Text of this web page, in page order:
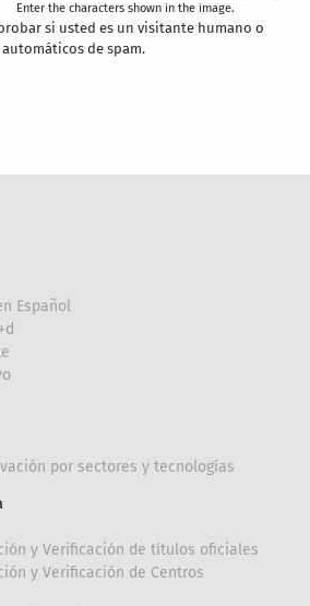
Enter the characters shown in the image.
si usted es un visitante humano o
de spam.
Español
por sectores y tecnologías
y Verificación de títulos oficiales
y Verificación de Centros